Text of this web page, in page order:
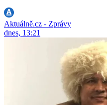
Aktuálně.cz - Zprávy
dnes, 13:21